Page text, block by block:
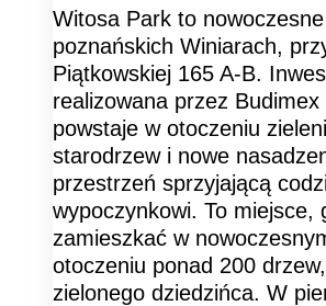
Witosa Park to
poznańskich Winiarach,
Piątkowskiej 165 A-B.
realizowana przez
powstaje w otoczeniu
starodrzew i nowe
przestrzeń sprzyjającą
wypoczynkowi. To miejsce,
zamieszkać w
otoczeniu ponad 200
zielonego dziedzińca. W